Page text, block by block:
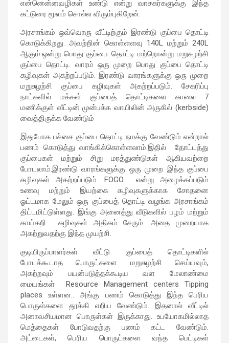
என்னென்னவழிகள் உண்டு என்று வாசகர்களுக்கு இந்த
கட்டுரை மூலம் சொல்ல விரும்புகிறேன்.
அரசாங்கம் ஒவ்வொரு வீட்டிற்கும் இரண்டு குப்பை தொட்டி
கொடுக்கிறது. அவற்றின் கொள்ளளவு 140L மற்றும் 240L
ஆகும்.ஒன்று பொது குப்பை தொட்டி மற்றொன்று மறுசுழற்சி
குப்பை தொட்டி. வாரம் ஒரு முறை பொது குப்பை தொட்டி
கழிவுகள் அகற்றப்படும். இரண்டு வாரங்களுக்கு ஒரு முறை
மறுசுழற்சி குப்பை கழிவுகள் அகற்றப்படும். சேகரிப்பு
நாட்களில் மக்கள் குப்பைத் தொட்டிகளை காலை 7
மணிக்குள் வீட்டின் முன்பக்க வாயிலின் அருகில் (kerbside)
வைத்திருக்க வேண்டும்
இதுபோக பச்சை குப்பை தொட்டி நமக்கு வேண்டும் என்றால்
பணம் கொடுத்து வாங்கிக்கொள்ளலாம்.இதில் தோட்டத்து
குப்பைகள் மற்றும் சிறு மரத்துண்டுகள் ஆகியவற்றை
போடலாம்.இரண்டு வாரங்களுக்கு ஒரு முறை இந்த குப்பை
கழிவுகள் அகற்றப்படும். FOGO என்று அழைக்கப்படும்
உணவு மற்றும் இயற்கை கழிவுகளுக்காக சோதனை
ஓட்டமாக மேலும் ஒரு குப்பைத் தொட்டி வழங்க அரசாங்கம்
திட்டமிட்டுள்ளது. இங்கு அனைத்து வீடுகளில் பழம் மற்றும்
காய்கறி கழிவுகள் அதிகம் சேரும். அதை முறையாக
அகற்றுவதற்கு இந்த முயற்சி.
குடியிருப்பாளர்கள் வீட்டு குப்பைத் தொட்டிகளில்
போடக்கூடாத பொருட்களை மறுசுழற்சி செய்யவும்,
அகற்றவும் பயன்படுத்தக்கூடிய வள மேலாண்மை
மையங்கள் Resource Management centers Tipping
places உள்ளன.. அங்கு பணம் கொடுத்து இந்த பெரிய
பொருள்களை தூக்கி எறிய வேண்டும். இதனால் வீட்டில்
அனாவசியமான பொருள்கள் இருக்காது. உபயோகமில்லாத
மெத்தைகள் போடுவதற்கு பணம் கட்ட வேண்டும்.
அட்டைகள், பெரிய பொருட்களை வந்த பெட்டிகள்